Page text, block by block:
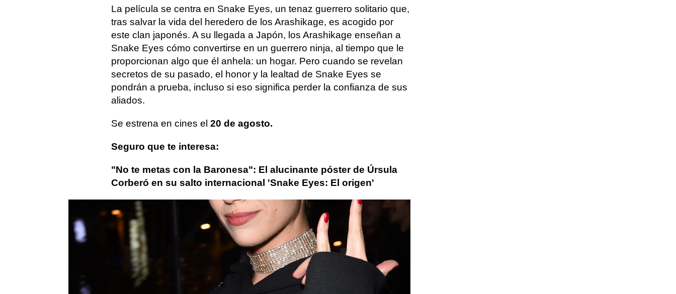
La película se centra en Snake Eyes, un tenaz guerrero solitario que,
tras salvar la vida del heredero de los Arashikage, es acogido por
este clan japonés. A su llegada a Japón, los Arashikage enseñan a
Snake Eyes cómo convertirse en un guerrero ninja, al tiempo que le
proporcionan algo que él anhela: un hogar. Pero cuando se revelan
secretos de su pasado, el honor y la lealtad de Snake Eyes se
pondrán a prueba, incluso si eso significa perder la confianza de sus
aliados.
Se estrena en cines el 20 de agosto.
Seguro que te interesa:
"No te metas con la Baronesa": El alucinante póster de Úrsula
Corberó en su salto internacional 'Snake Eyes: El origen'
Úrsula Corberó